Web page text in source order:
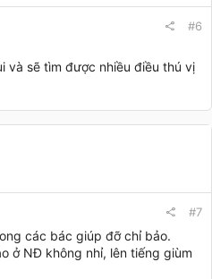
#6
và sẽ tìm được nhiều điều thú vị
#7
các bác giúp đỡ chỉ bảo.
ở NĐ không nhỉ, lên tiếng giùm